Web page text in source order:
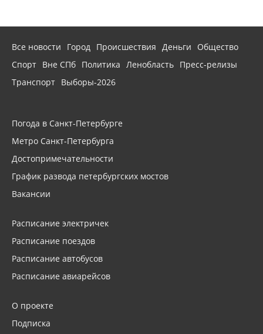
Все новости Город Происшествия Деньги
Общество
Спорт Вне СПб Политика Ленобласть Пресс-релизы
Транспорт Выборы-2026
Погода в Санкт-Петербурге
Метро Санкт-Петербурга
Достопримечательности
График развода петербургских мостов
Вакансии
Расписание электричек
Расписание поездов
Расписание автобусов
Расписание авиарейсов
О проекте
Подписка